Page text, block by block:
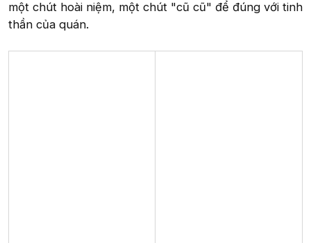
một chút hoài niệm, một chút "cũ cũ" để đúng với tinh
thần của quán.